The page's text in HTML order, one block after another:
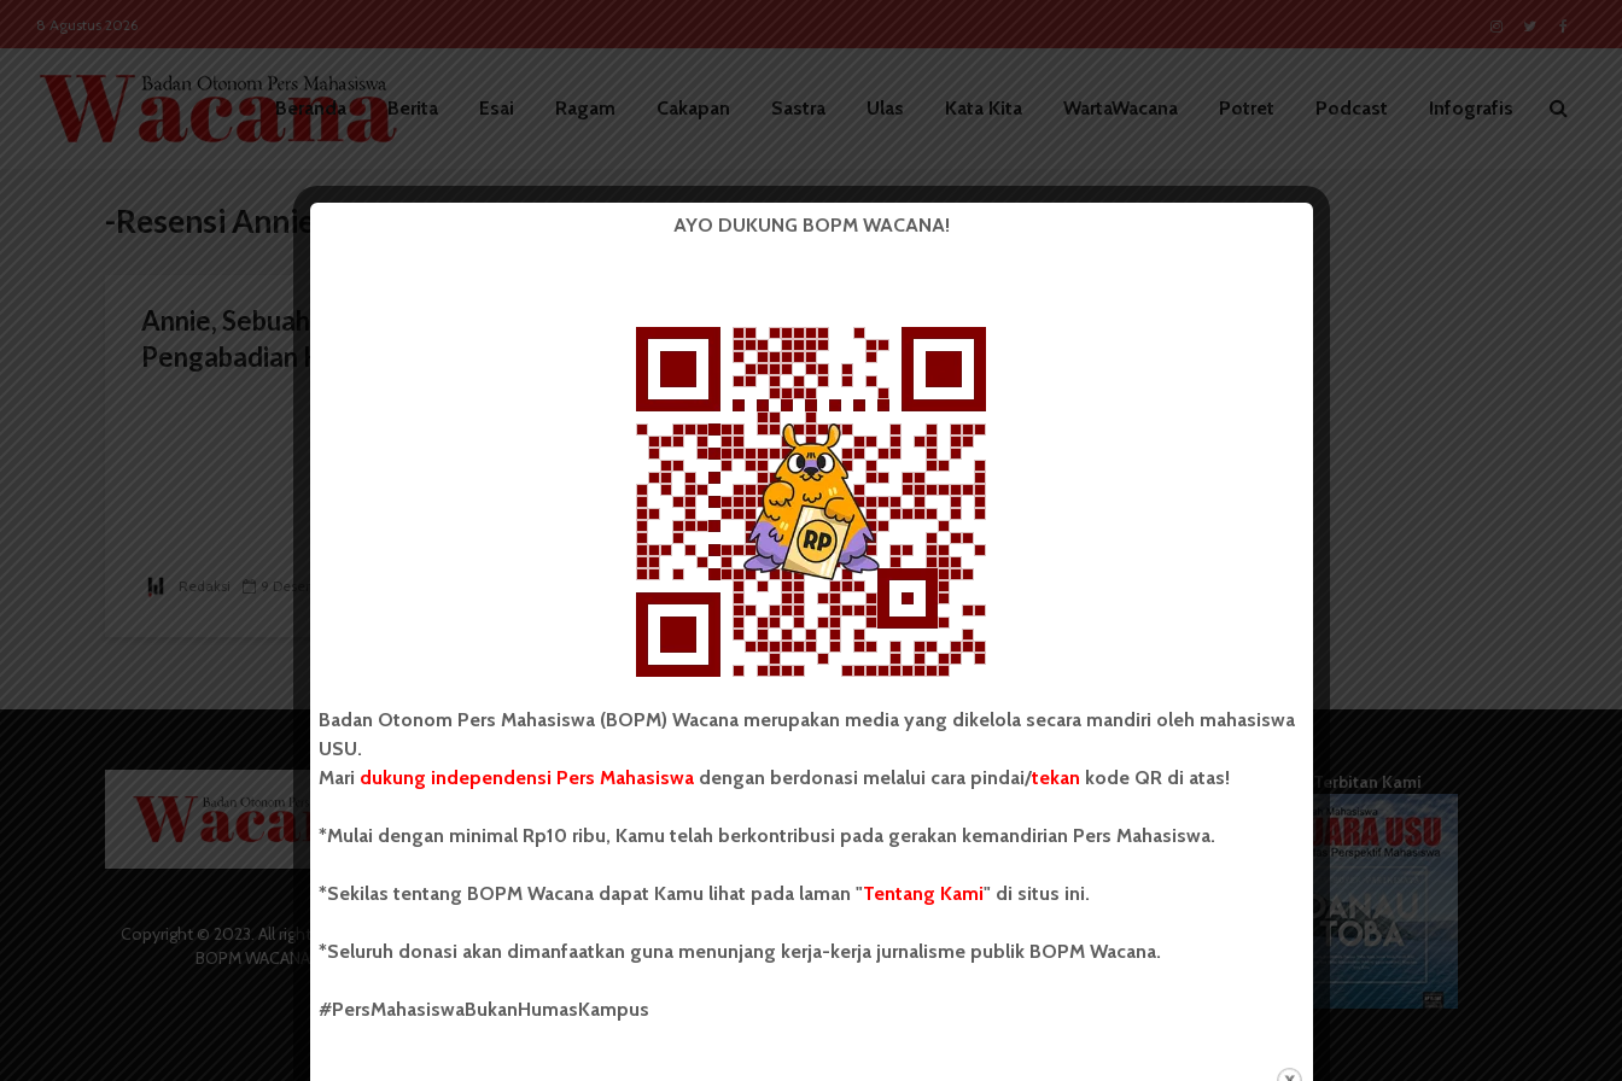
8 Agustus 2026
Beranda Berita Esai Ragam Cakapan Sastra Ulas Kata Kita WartaWacana Potret Podcast Infografis
-Resensi Annie
Annie, Sebuah Upaya
Pengabadian Karakter dalam...
Redaksi 9 Desember 2016
Copyright © 2023. All rights reserved
BOPM WACANA.
Badan Otonom Pers Mahasiswa (BOPM)
yang berdiri di luar kampus dan dikelola
secara mandiri oleh mahasiswa
Sebelumnya BOPM Wacana merupakan
(UKM) di Universitas Sumatera Utara
USU yang berdiri pada 1 Juli 1995.
Tentang Kami
Kontribusi
Terbitan Kami
AYO DUKUNG BOPM WACANA!
Badan Otonom Pers Mahasiswa (BOPM) Wacana merupakan media yang dikelola secara mandiri oleh mahasiswa
USU.
Mari dukung independensi Pers Mahasiswadengan berdonasi melalui cara pindai/tekan kode QR di atas!
*Mulai dengan minimal Rp10 ribu, Kamu telah berkontribusi pada gerakan kemandirian Pers Mahasiswa.
*Sekilas tentang BOPM Wacana dapat Kamu lihat pada laman "Tentang Kami" di situs ini.
*Seluruh donasi akan dimanfaatkan guna menunjang kerja-kerja jurnalisme publik BOPM Wacana.
#PersMahasiswaBukanHumasKampus